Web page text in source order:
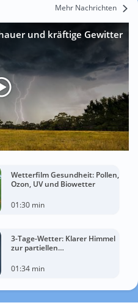
Mehr Nachrichten
und kräftige Gewitter
Wetterfilm Gesundheit: Pollen,
Ozon, UV und Biowetter
01:30 min
3-Tage-Wetter: Klarer Himmel
zur partiellen
Mittwoch?
01:34 min